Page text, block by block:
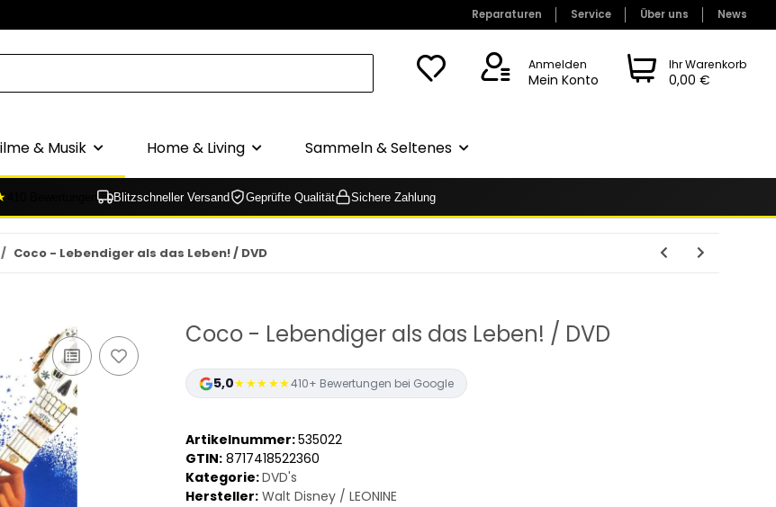
Reparaturen Service Über uns News
Anmelden
Mein Konto
Ihr Warenkorb
0,00 €
& Musik Home & Living Sammeln & Seltenes
Blitzschneller Versand Geprüfte Qualität Sichere Zahlung
Coco - Lebendiger als das Leben! / DVD
Coco - Lebendiger als das Leben! / DVD
5,0★★★★★410+ Bewertungen bei Google
Artikelnummer:535022
GTIN: 8717418522360
Kategorie:DVD's
Hersteller: Walt Disney / LEONINE